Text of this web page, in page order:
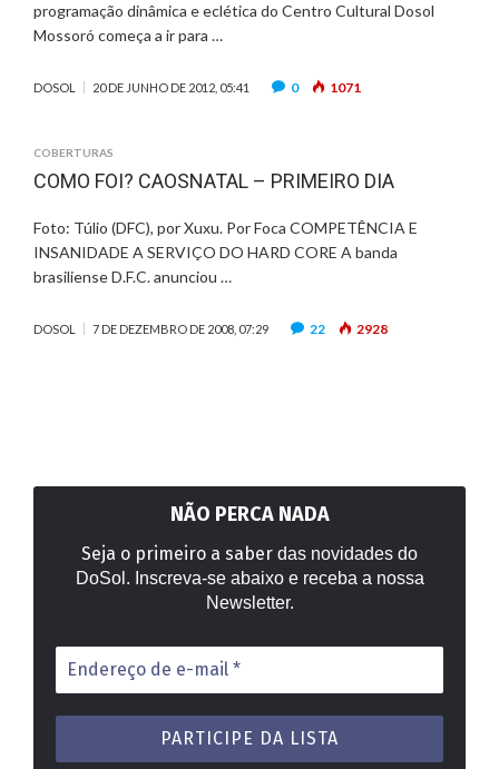
programação dinâmica e eclética do Centro Cultural Dosol
Mossoró começa a ir para …
DOSOL 20 DE JUNHO DE 2012, 05:41 0 1071
COBERTURAS
COMO FOI? CAOSNATAL – PRIMEIRO DIA
Foto: Túlio (DFC), por Xuxu. Por Foca COMPETÊNCIA E
INSANIDADE A SERVIÇO DO HARD CORE A banda
brasiliense D.F.C. anunciou …
DOSOL 7 DE DEZEMBRO DE 2008, 07:29 22 2928
NÃO PERCA NADA
Seja o primeiro a saber das novidades do
DoSol. Inscreva-se abaixo e receba a nossa
Newsletter.
Endereço
de
e-
mail